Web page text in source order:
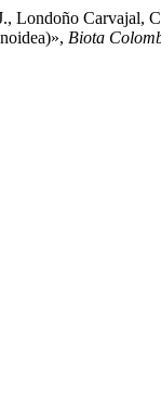
Londoño Carvajal,
Biota